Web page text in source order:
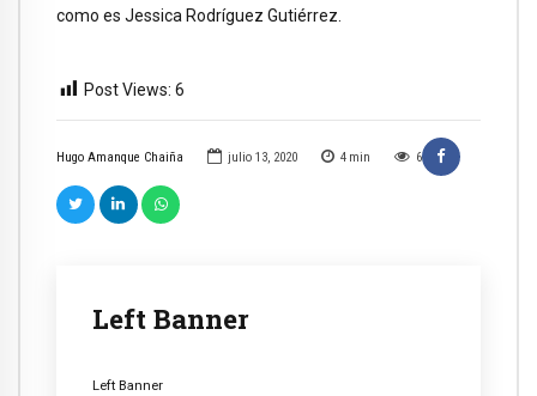
Hugo Amanque Chaiña julio 13, 2020 4 min 6
Left Banner
Left Banner
como es Jessica Rodríguez Gutiérrez.
Post Views: 6